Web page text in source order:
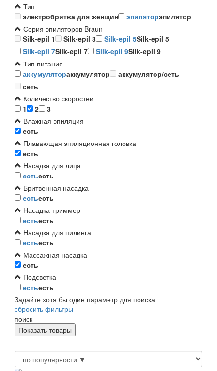
Тип
электробритва для женщин
эпиляторэпилятор
Серия эпиляторов Braun
Silk-epil 1
Silk-epil 3 Silk-epil 5Silk-epil 5
Silk-epil 7Silk-epil 7 Silk-epil 9Silk-epil 9
Тип питания
аккумулятораккумулятор
аккумулятор/сеть
сеть
Количество скоростей
1
2
3
Влажная эпиляция
есть
Плавающая эпиляционная головка
есть
Насадка для лица
естьесть
Бритвенная насадка
естьесть
Насадка-триммер
естьесть
Насадка для пилинга
естьесть
Массажная насадка
есть
Подсветка
естьесть
Задайте хотя бы один параметр для поиска
сбросить фильтры
поиск